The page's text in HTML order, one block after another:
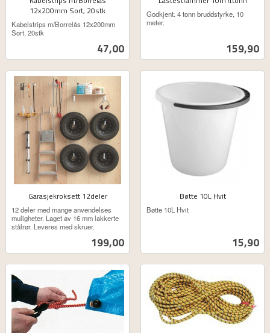
12x200mm Sort, 20stk
Pris
47,00
ekskl.
mva.
Kabelstrips m/Borrelås 12x200mm
Sort, 20stk
Pris
159,90
ekskl.
mva.
Godkjent. 4 tonn bruddstyrke, 10
meter.
Garasjekroksett 12deler
Pris
199,00
ekskl.
mva.
12 deler med mange anvendelses
muligheter. Laget av 16 mm lakkerte
stålrør. Leveres med skruer.
Bøtte 10L Hvit
Pris
15,90
ekskl.
Bøtte 10L Hvit